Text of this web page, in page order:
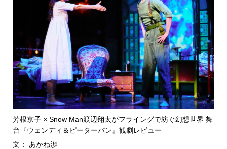
芳根京子 × Snow Man渡辺翔太がフライングで紡ぐ幻想世界 舞
台『ウェンディ＆ピーターパン』観劇レビュー
文： あかね渉